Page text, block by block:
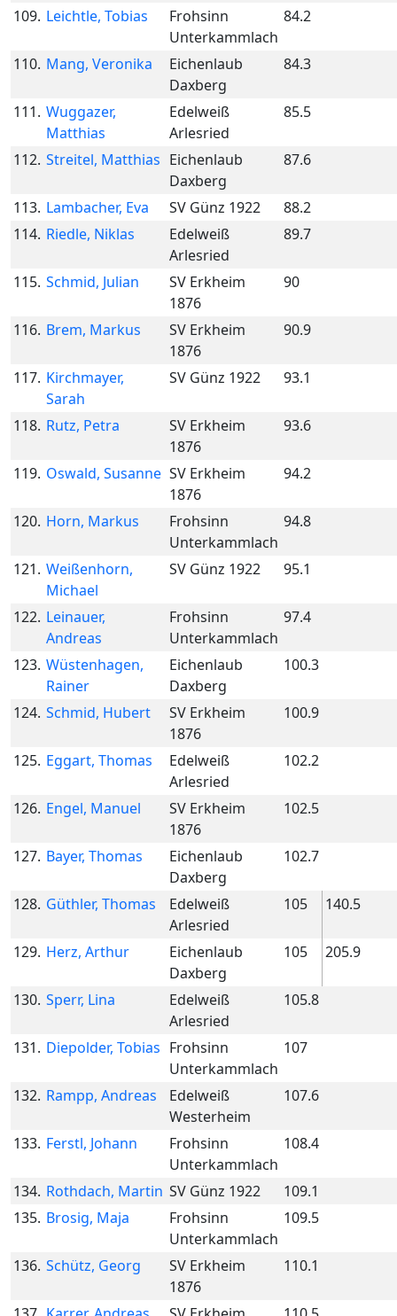
109. Leichtle, Tobias
Frohsinn
Unterkammlach
84.2
110. Mang, Veronika
Eichenlaub
Daxberg
84.3
111. Wuggazer,
Matthias
Edelweiß
Arlesried
85.5
112. Streitel, Matthias Eichenlaub
Daxberg
87.6
113. Lambacher, Eva SV Günz 1922
88.2
114. Riedle, Niklas
Edelweiß
Arlesried
89.7
115. Schmid, Julian
SV Erkheim
1876
90
116. Brem, Markus
SV Erkheim
1876
90.9
117. Kirchmayer,
Sarah
SV Günz 1922 93.1
118. Rutz, Petra
SV Erkheim
1876
93.6
119. Oswald, Susanne SV Erkheim
1876
94.2
120. Horn, Markus
Frohsinn
Unterkammlach
94.8
121. Weißenhorn,
Michael
SV Günz 1922 95.1
122. Leinauer,
Andreas
Frohsinn
Unterkammlach
97.4
123. Wüstenhagen,
Rainer
Eichenlaub
Daxberg
100.3
124. Schmid, Hubert
SV Erkheim
1876
100.9
125. Eggart, Thomas
Edelweiß
Arlesried
102.2
126. Engel, Manuel
SV Erkheim
1876
102.5
127. Bayer, Thomas
Eichenlaub
Daxberg
102.7
128. Güthler, Thomas
Edelweiß
Arlesried
105 140.5
129. Herz, Arthur
Eichenlaub
Daxberg
105 205.9
130. Sperr, Lina
Edelweiß
Arlesried
105.8
131. Diepolder, Tobias Frohsinn
Unterkammlach
107
132. Rampp, Andreas
Edelweiß
Westerheim
107.6
133. Ferstl, Johann
Frohsinn
Unterkammlach
108.4
134. Rothdach, Martin SV Günz 1922
109.1
135. Brosig, Maja
Frohsinn
Unterkammlach
109.5
136. Schütz, Georg
SV Erkheim
1876
110.1